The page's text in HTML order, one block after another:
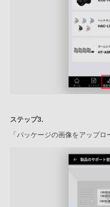
ステップ3.
「パッケージの画像をアップロ